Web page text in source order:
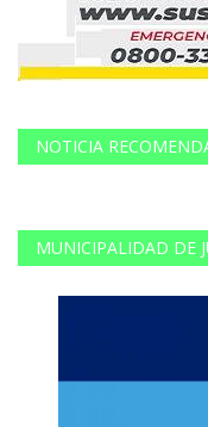
NOTICIA
MUNICIPALIDAD DE